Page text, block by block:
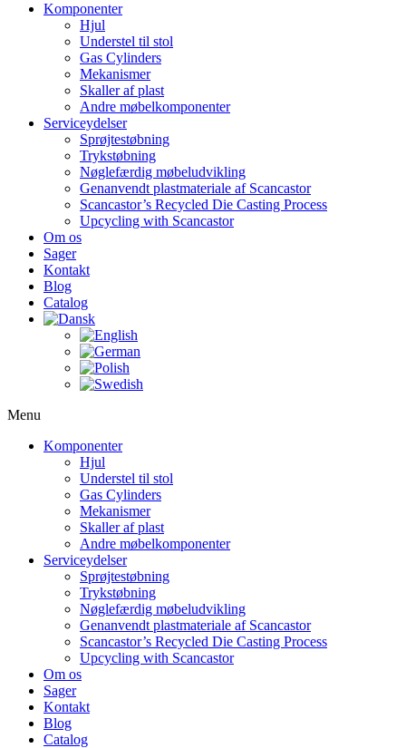
Komponenter
Hjul
Understel til stol
Gas Cylinders
Mekanismer
Skaller af plast
Andre møbelkomponenter
Serviceydelser
Sprøjtestøbning
Trykstøbning
Nøglefærdig møbeludvikling
Genanvendt plastmateriale af Scancastor
Scancastor’s Recycled Die Casting Process
Upcycling with Scancastor
Om os
Sager
Kontakt
Blog
Catalog
Menu
Komponenter
Hjul
Understel til stol
Gas Cylinders
Mekanismer
Skaller af plast
Andre møbelkomponenter
Serviceydelser
Sprøjtestøbning
Trykstøbning
Nøglefærdig møbeludvikling
Genanvendt plastmateriale af Scancastor
Scancastor’s Recycled Die Casting Process
Upcycling with Scancastor
Om os
Sager
Kontakt
Blog
Catalog